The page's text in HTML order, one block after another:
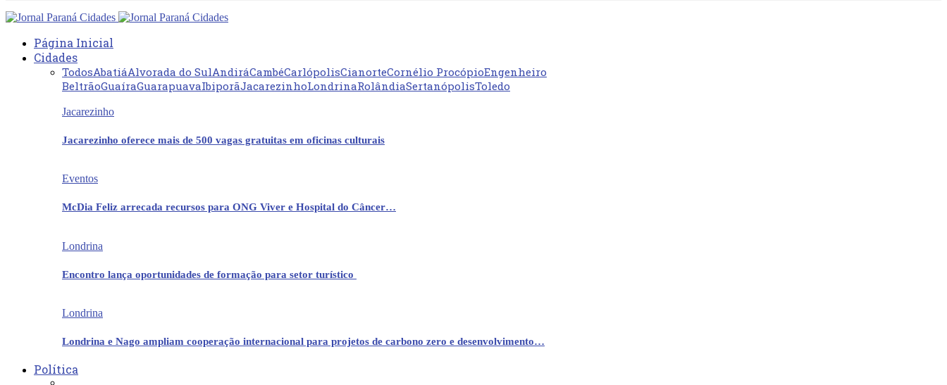
Página Inicial
Cidades
TodosAbatiáAlvorada do SulAndiráCambéCarlópolisCianorteCornélio ProcópioEngenheiro
BeltrãoGuaíraGuarapuavaIbiporãJacarezinhoLondrinaRolândiaSertanópolisToledo
Jacarezinho
Jacarezinho oferece mais de 500 vagas gratuitas em oficinas culturais
Eventos
McDia Feliz arrecada recursos para ONG Viver e Hospital do Câncer…
Londrina
Encontro lança oportunidades de formação para setor turístico
Londrina
Londrina e Nago ampliam cooperação internacional para projetos de carbono zero e desenvolvimento…
Política